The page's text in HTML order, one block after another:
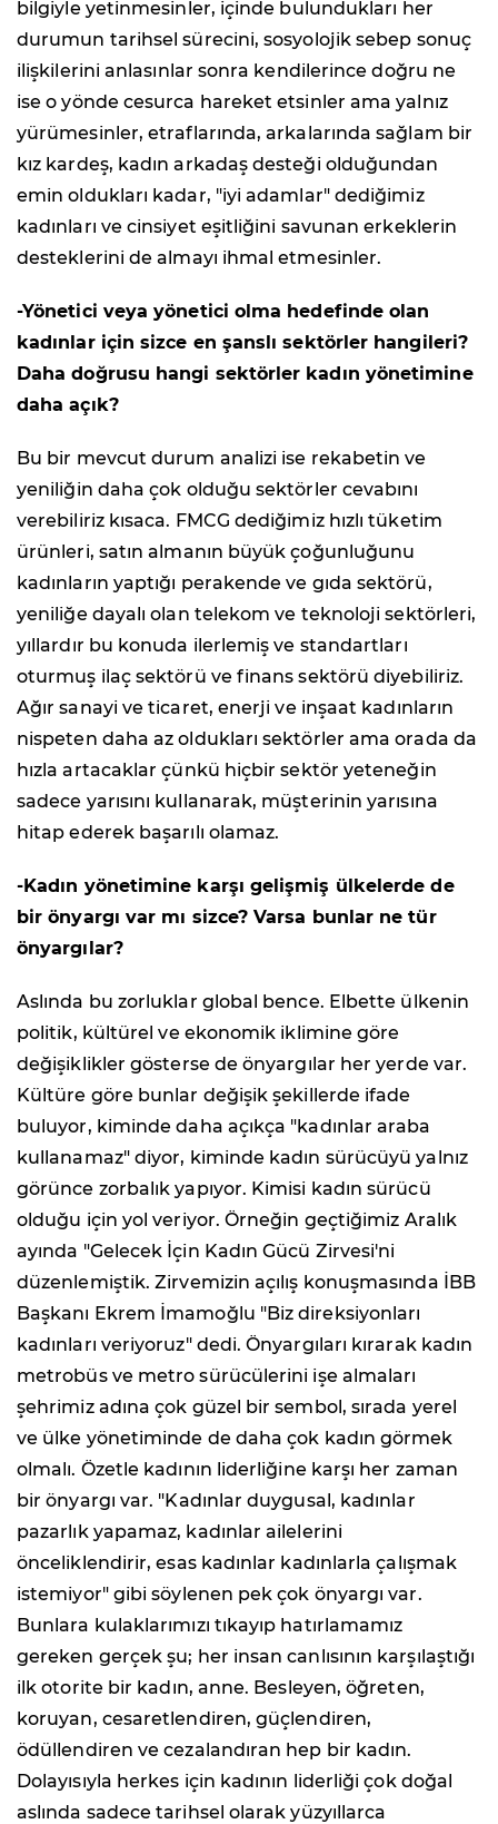
bilgiyle yetinmesinler, içinde bulundukları her
durumun tarihsel sürecini, sosyolojik sebep sonuç
ilişkilerini anlasınlar sonra kendilerince doğru ne
ise o yönde cesurca hareket etsinler ama yalnız
yürümesinler, etraflarında, arkalarında sağlam bir
kız kardeş, kadın arkadaş desteği olduğundan
emin oldukları kadar, "iyi adamlar" dediğimiz
kadınları ve cinsiyet eşitliğini savunan erkeklerin
desteklerini de almayı ihmal etmesinler.
-Yönetici veya yönetici olma hedefinde olan
kadınlar için sizce en şanslı sektörler hangileri?
Daha doğrusu hangi sektörler kadın yönetimine
daha açık?
Bu bir mevcut durum analizi ise rekabetin ve
yeniliğin daha çok olduğu sektörler cevabını
verebiliriz kısaca. FMCG dediğimiz hızlı tüketim
ürünleri, satın almanın büyük çoğunluğunu
kadınların yaptığı perakende ve gıda sektörü,
yeniliğe dayalı olan telekom ve teknoloji sektörleri,
yıllardır bu konuda ilerlemiş ve standartları
oturmuş ilaç sektörü ve finans sektörü diyebiliriz.
Ağır sanayi ve ticaret, enerji ve inşaat kadınların
nispeten daha az oldukları sektörler ama orada da
hızla artacaklar çünkü hiçbir sektör yeteneğin
sadece yarısını kullanarak, müşterinin yarısına
hitap ederek başarılı olamaz.
-Kadın yönetimine karşı gelişmiş ülkelerde de
bir önyargı var mı sizce? Varsa bunlar ne tür
önyargılar?
Aslında bu zorluklar global bence. Elbette ülkenin
politik, kültürel ve ekonomik iklimine göre
değişiklikler gösterse de önyargılar her yerde var.
Kültüre göre bunlar değişik şekillerde ifade
buluyor, kiminde daha açıkça "kadınlar araba
kullanamaz" diyor, kiminde kadın sürücüyü yalnız
görünce zorbalık yapıyor. Kimisi kadın sürücü
olduğu için yol veriyor. Örneğin geçtiğimiz Aralık
ayında "Gelecek İçin Kadın Gücü Zirvesi'ni
düzenlemiştik. Zirvemizin açılış konuşmasında İBB
Başkanı Ekrem İmamoğlu "Biz direksiyonları
kadınları veriyoruz" dedi. Önyargıları kırarak kadın
metrobüs ve metro sürücülerini işe almaları
şehrimiz adına çok güzel bir sembol, sırada yerel
ve ülke yönetiminde de daha çok kadın görmek
olmalı. Özetle kadının liderliğine karşı her zaman
bir önyargı var. "Kadınlar duygusal, kadınlar
pazarlık yapamaz, kadınlar ailelerini
önceliklendirir, esas kadınlar kadınlarla çalışmak
istemiyor" gibi söylenen pek çok önyargı var.
Bunlara kulaklarımızı tıkayıp hatırlamamız
gereken gerçek şu; her insan canlısının karşılaştığı
ilk otorite bir kadın, anne. Besleyen, öğreten,
koruyan, cesaretlendiren, güçlendiren,
ödüllendiren ve cezalandıran hep bir kadın.
Dolayısıyla herkes için kadının liderliği çok doğal
aslında sadece tarihsel olarak yüzyıllarca